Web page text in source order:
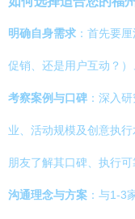
明确自身需求 ：首先要
促销、还是用户互动？）
考察案例与口碑 ：深入
业、活动规模及创意执
朋友了解其口碑、执行可
沟通理念与方案 ：与1-3